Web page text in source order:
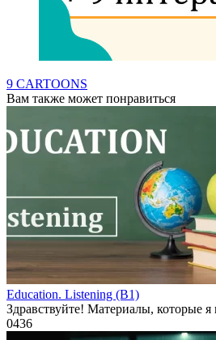
9 CARTOONS
Вам также может понравиться
Education. Listening (B1)
Здравствуйте! Материалы, которые я
0436